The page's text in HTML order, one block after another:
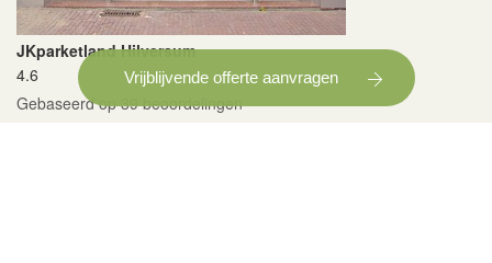
Vrijblijvende offerte aanvragen
JKparketland Hilversum
4.6
Gebaseerd op 39 beoordelingen